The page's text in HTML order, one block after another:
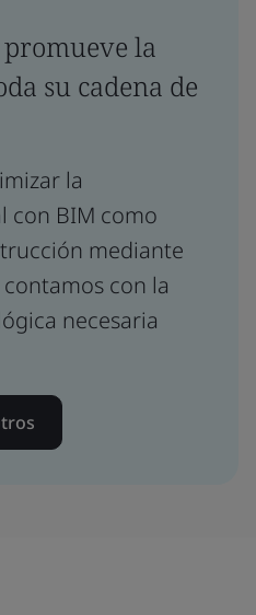
la
su cadena de
la
con BIM como
mediante
con la
necesaria